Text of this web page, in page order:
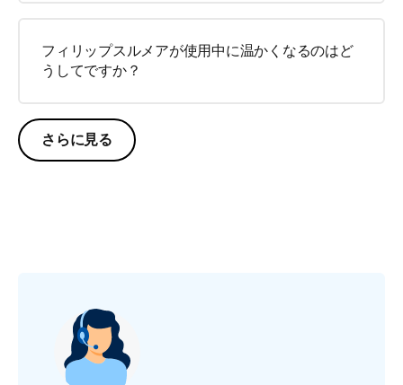
フィリップスルメアが使用中に温かくなるのはど
うしてですか？
さらに見る